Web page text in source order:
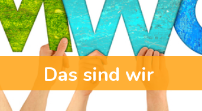
Das sind wir